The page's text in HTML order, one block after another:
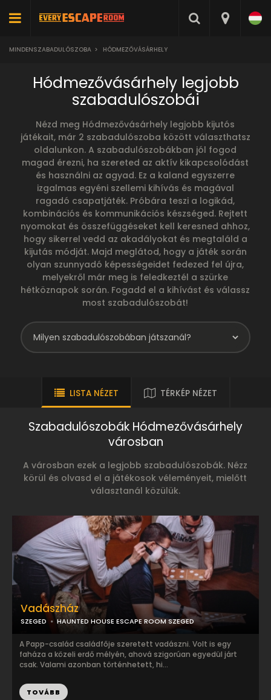
MINDENSZABADULÓSZOBA > HÓDMEZŐVÁSÁRHELY
Hódmezővásárhely legjobb
szabadulószobái
Nézd meg Hódmezővásárhely legjobb kijutós
játékait, már 2 szabadulószoba között választhatsz
oldalunkon. A szabadulószobákban jól fogod
magad érezni, ha szereted az aktív kikapcsolódást
és használni az agyad. Ez a kaland egyszerre
izgalmas egyéni szellemi kihívás és magával
ragadó csapatjáték. Próbára teszi a logikád,
kombinációs és kommunikációs készséged. Rejtett
nyomokat és összefüggéseket kell keresned ahhoz,
hogy sikerrel vedd az akadályokat és megtaláld a
kijutás módját. Majd meglátod, hogy a játék során
olyan szunnyadó képességeidet fedezed fel újra,
melyekről már meg is feledkeztél a szürke
hétköznapok során. Fogadd el a kihívást és válassz
most szabadulószobát!
LISTA NÉZET TÉRKÉP NÉZET
Szabadulószobák Hódmezővásárhely
városban
A városban ezek a legjobb szabadulószobák. Nézz
körül és olvasd el a játékosok véleményeit, mielőtt
választanál közülük.
Vadászház
SZEGED HAUNTED HOUSE ESCAPE ROOM SZEGED
A Papp-család családfője szeretett vadászni. Volt is egy
faháza a közeli erdő mélyén, ahová szigorúan egyedül járt
csak. Valami azonban történhetett, hi...
TOVÁBB